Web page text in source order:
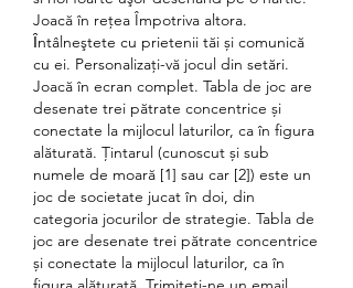
Joacă în rețea Împotriva altora.
Ȋntâlneştete cu prietenii tăi și comunică
cu ei. Personalizați-vă jocul din setări.
Joacă în ecran complet. Tabla de joc are
desenate trei pătrate concentrice și
conectate la mijlocul laturilor, ca în figura
alăturată. Țintarul (cunoscut și sub
numele de moară [1] sau car [2]) este un
joc de societate jucat în doi, din
categoria jocurilor de strategie. Tabla de
joc are desenate trei pătrate concentrice
și conectate la mijlocul laturilor, ca în